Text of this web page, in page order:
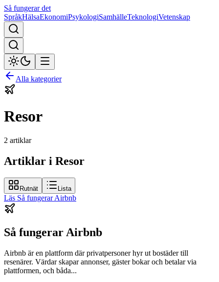
Så fungerar det
SpråkHälsaEkonomiPsykologiSamhälleTeknologiVetenskap
Alla kategorier
Resor
2 artiklar
Artiklar i Resor
Rutnät Lista
Läs Så fungerar Airbnb
Så fungerar Airbnb
Airbnb är en plattform där privatpersoner hyr ut bostäder till
resenärer. Värdar skapar annonser, gäster bokar och betalar via
plattformen, och båda...